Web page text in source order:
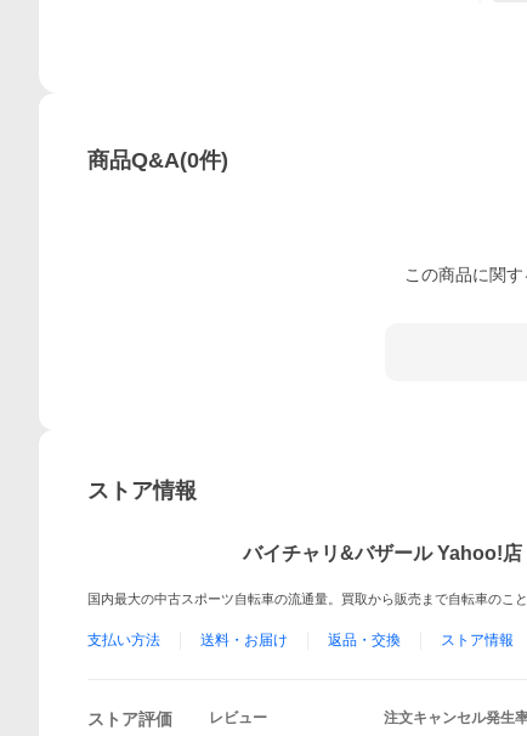
商品Q&A(0件)
この商品に関
ストア情報
バイチャリ&バザール Yahoo!店
国内最大の中古スポーツ自転車の流通量。買取から販売まで自転車のこ
支払い方法 送料・お届け 返品・交換 ストア情報
ストア評価 レビュー 注文キャンセル発生